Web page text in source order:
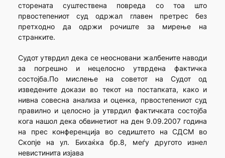
сторената суштествена повреда со тоа што
првостепениот суд одржал главен претрес без
претходно да одржи рочиште за мирење на
странките.
Судот утврдил дека се неосновани жалбените наводи
за погрешно и нецелосно утврдена фактичка
состојба.По мислење на советот на Судот од
изведените докази во текот на постапката, како и
нивна совесна анализа и оценка, првостепениот суд
правилно и целосно ја утврдил фактичката состојба
кога нашол дека обвинетиот на ден 9.09.2007 година
на прес конференција во седиштето на СДСМ во
Скопје на ул. Бихаќка бр.8, меѓу другото изнел
невистинита изјава